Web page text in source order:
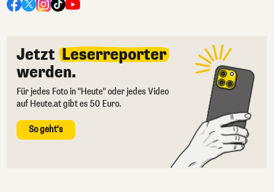
Jetzt Leserreporter
werden.
Für jedes Foto in "Heute" oder jedes Video
auf Heute.at gibt es 50 Euro.
So geht's